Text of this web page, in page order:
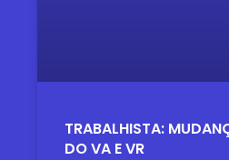
TRABALHISTA:
DO VA E VR